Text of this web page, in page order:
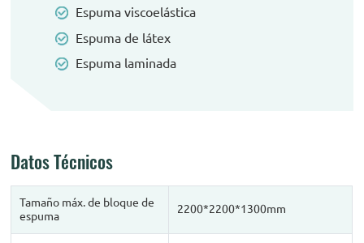
Espuma viscoelástica
Espuma de látex
Espuma laminada
Datos Técnicos
Tamaño máx. de bloque de
espuma
2200*2200*1300mm